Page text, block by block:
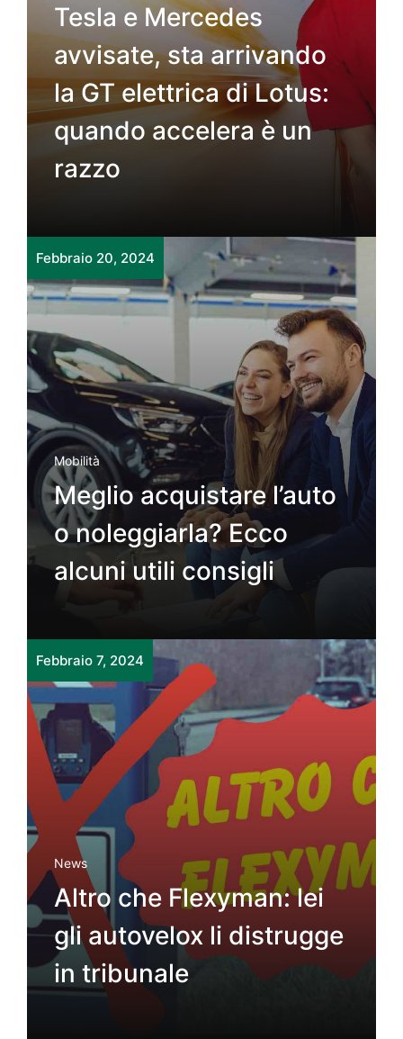
Tesla e Mercedes
avvisate, sta arrivando
la GT elettrica di Lotus:
quando accelera è un
razzo
Febbraio 20, 2024
Mobilità
Meglio acquistare l’auto
o noleggiarla? Ecco
alcuni utili consigli
Febbraio 7, 2024
News
Altro che Flexyman: lei
gli autovelox li distrugge
in tribunale